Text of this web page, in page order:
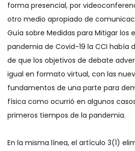
forma presencial, por
otro medio apropiado de
Guía sobre Medidas para Mitigar los
pandemia de Covid-19 la CCI había
de que los objetivos de debate
igual en formato virtual, con las
fundamentos de una parte para
física como ocurrió en algunos
primeros tiempos de la pandemia.
En la misma línea, el artículo 3(1)